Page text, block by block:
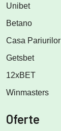
Unibet
Betano
Casa Pariurilor
Getsbet
12xBET
Winmasters
Oferte